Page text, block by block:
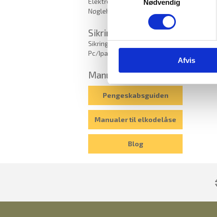
Nødvendig
Afvis
Nøglehåndtering
Sikring
Sikring af bærbar
Pc/Ipad/opladning
Manualer
Pengeskabsguiden
Manualer til elkodelåse
Blog